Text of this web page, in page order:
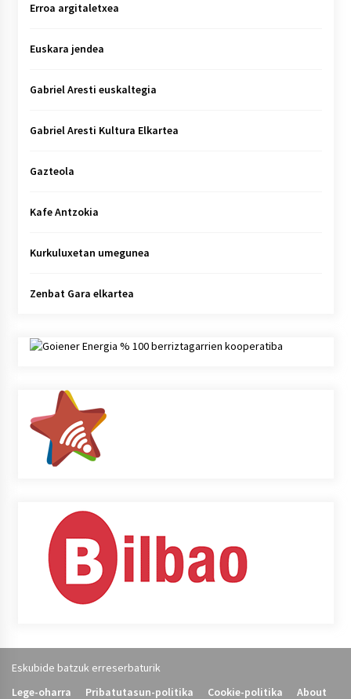
Erroa argitaletxea
Euskara jendea
Gabriel Aresti euskaltegia
Gabriel Aresti Kultura Elkartea
Gazteola
Kafe Antzokia
Kurkuluxetan umegunea
Zenbat Gara elkartea
Eskubide batzuk erreserbaturik
Lege-oharra
Pribatutasun-politika Cookie-politika About